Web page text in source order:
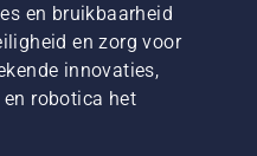
en bruikbaarheid
en zorg voor
innovaties,
robotica het